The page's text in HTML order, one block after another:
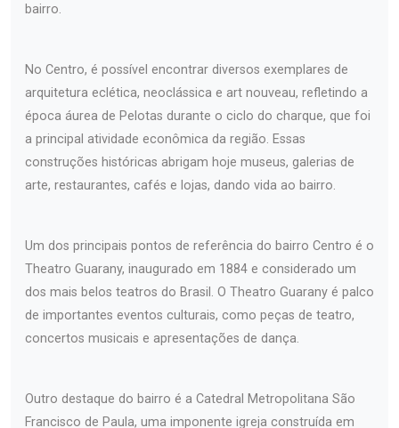
bairro.
No Centro, é possível encontrar diversos exemplares de
arquitetura eclética, neoclássica e art nouveau, refletindo a
época áurea de Pelotas durante o ciclo do charque, que foi
a principal atividade econômica da região. Essas
construções históricas abrigam hoje museus, galerias de
arte, restaurantes, cafés e lojas, dando vida ao bairro.
Um dos principais pontos de referência do bairro Centro é o
Theatro Guarany, inaugurado em 1884 e considerado um
dos mais belos teatros do Brasil. O Theatro Guarany é palco
de importantes eventos culturais, como peças de teatro,
concertos musicais e apresentações de dança.
Outro destaque do bairro é a Catedral Metropolitana São
Francisco de Paula, uma imponente igreja construída em